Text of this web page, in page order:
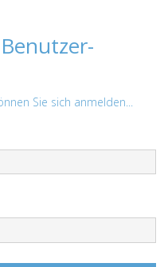
Sie sich anmelden...